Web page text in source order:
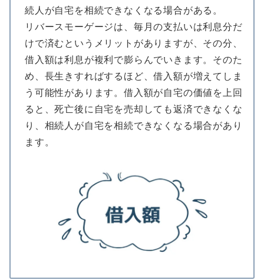
続人が自宅を相続できなくなる場合がある。
リバースモーゲージは、毎月の支払いは利息分だ
けで済むというメリットがありますが、その分、
借入額は利息が複利で膨らんでいきます。そのた
め、長生きすればするほど、借入額が増えてしま
う可能性があります。借入額が自宅の価値を上回
ると、死亡後に自宅を売却しても返済できなくな
り、相続人が自宅を相続できなくなる場合があり
ます。